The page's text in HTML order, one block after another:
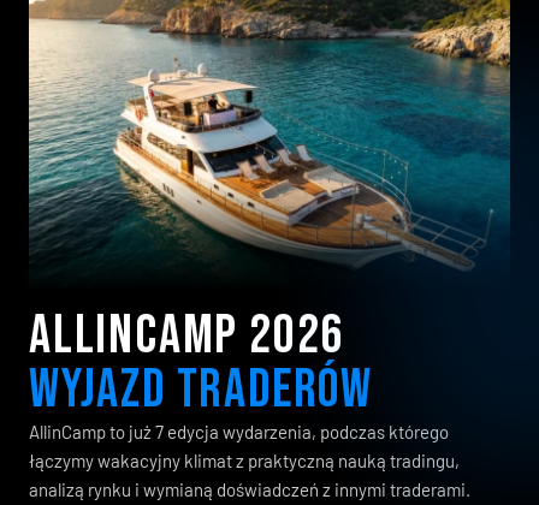
ALLinCAMP 2026
WYJAZD TRADERÓW
AllinCamp to już 7 edycja wydarzenia, podczas którego
łączymy wakacyjny klimat z praktyczną nauką tradingu,
analizą rynku i wymianą doświadczeń z innymi traderami.